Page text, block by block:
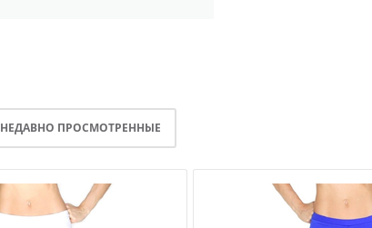
НЕДАВНО ПРОСМОТРЕННЫЕ